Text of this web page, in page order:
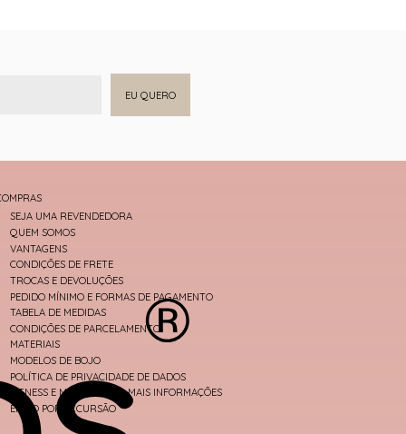
EU QUERO
SEJA UMA REVENDEDORA
QUEM SOMOS
VANTAGENS
CONDIÇÕES DE FRETE
TROCAS E DEVOLUÇÕES
PEDIDO MÍNIMO E FORMAS DE PAGAMENTO
TABELA DE MEDIDAS
CONDIÇÕES DE PARCELAMENTO
MATERIAIS
MODELOS DE BOJO
POLÍTICA DE PRIVACIDADE DE DADOS
FITNESS E MODA PRAIA - MAIS INFORMAÇÕES
ENVIO POR EXCURSÃO